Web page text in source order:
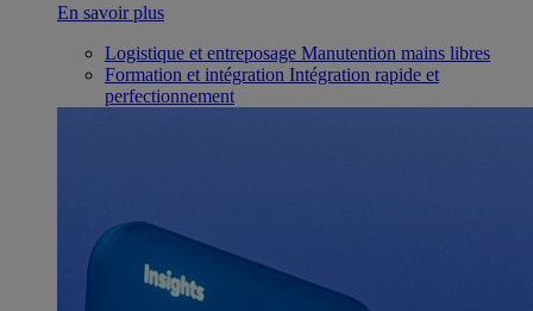
En savoir plus
Logistique et entreposage Manutention mains libres
Formation et intégration Intégration rapide et
perfectionnement